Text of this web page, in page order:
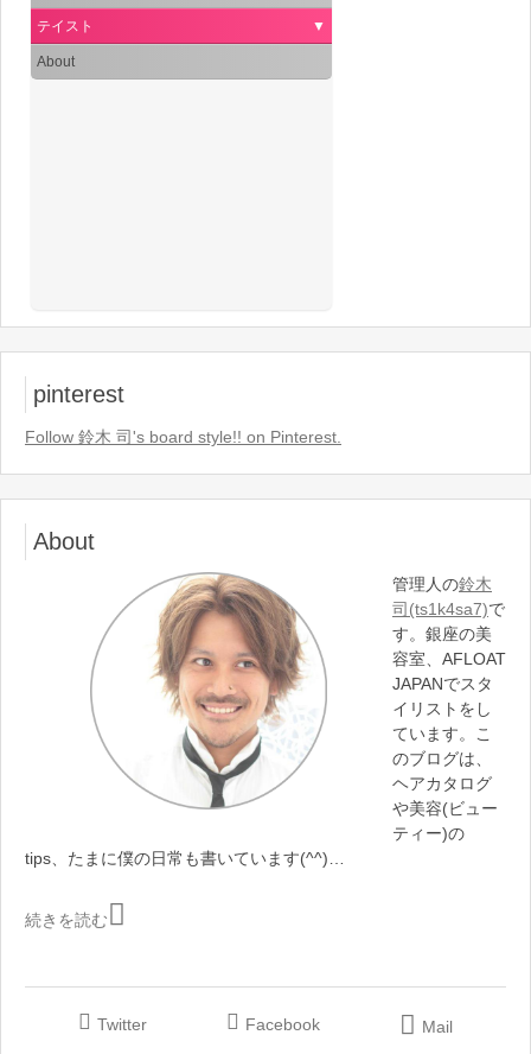
テイスト ▼
About
pinterest
Follow 鈴木 司's board style!! on Pinterest.
About
管理人の鈴木
司(ts1k4sa7)で
す。銀座の美
容室、AFLOAT
JAPANでスタ
イリストをし
ています。こ
のブログは、
ヘアカタログ
や美容(ビュー
ティー)の
tips、たまに僕の日常も書いています(^^)…
続きを読む
Twitter Facebook Mail